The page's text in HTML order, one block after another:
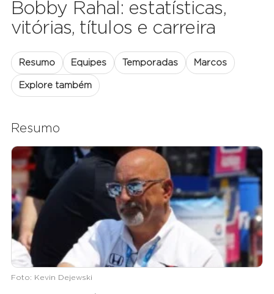
Bobby Rahal: estatísticas,
vitórias, títulos e carreira
Resumo Equipes Temporadas Marcos
Explore também
Resumo
Foto: Kevin Dejewski